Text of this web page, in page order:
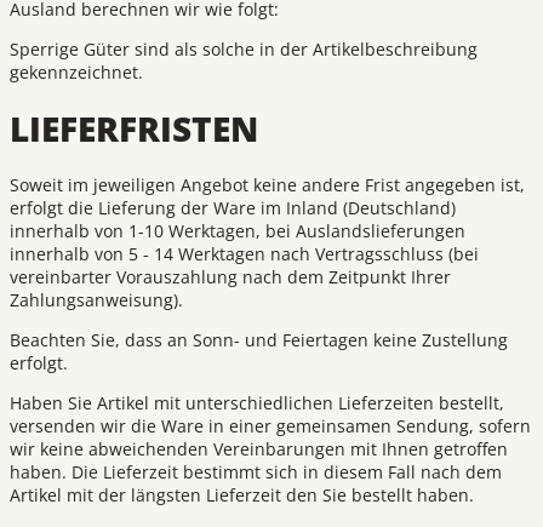
Ausland berechnen wir wie folgt:
Sperrige Güter sind als solche in der Artikelbeschreibung
gekennzeichnet.
LIEFERFRISTEN
Soweit im jeweiligen Angebot keine andere Frist angegeben ist,
erfolgt die Lieferung der Ware im Inland (Deutschland)
innerhalb von 1-10 Werktagen, bei Auslandslieferungen
innerhalb von 5 - 14 Werktagen nach Vertragsschluss (bei
vereinbarter Vorauszahlung nach dem Zeitpunkt Ihrer
Zahlungsanweisung).
Beachten Sie, dass an Sonn- und Feiertagen keine Zustellung
erfolgt.
Haben Sie Artikel mit unterschiedlichen Lieferzeiten bestellt,
versenden wir die Ware in einer gemeinsamen Sendung, sofern
wir keine abweichenden Vereinbarungen mit Ihnen getroffen
haben. Die Lieferzeit bestimmt sich in diesem Fall nach dem
Artikel mit der längsten Lieferzeit den Sie bestellt haben.